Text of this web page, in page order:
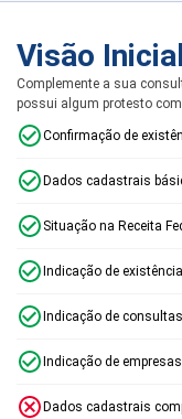
Visão Inicial
Complemente a sua
possui algum protesto
Confirmação de
Dados cadastrais
Situação na Receita
Indicação de
Indicação de
Indicação de
Dados cadastrais